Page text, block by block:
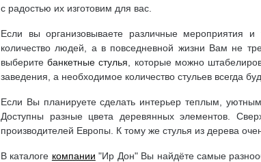
с радостью их изготовим для вас.
Если вы организовываете различные мероприятия
количество людей, а в повседневной жизни Вам не
выберитебанкетные стулья
, которые можно
заведения, а необходимое количество стульев всегда
Если Вы планируете сделать интерьер теплым,
Доступны разные цвета деревянных элементов.
производителей Европы. К тому же стулья из дерева
В каталоге компании "Ир Дон" Вы найдёте самые